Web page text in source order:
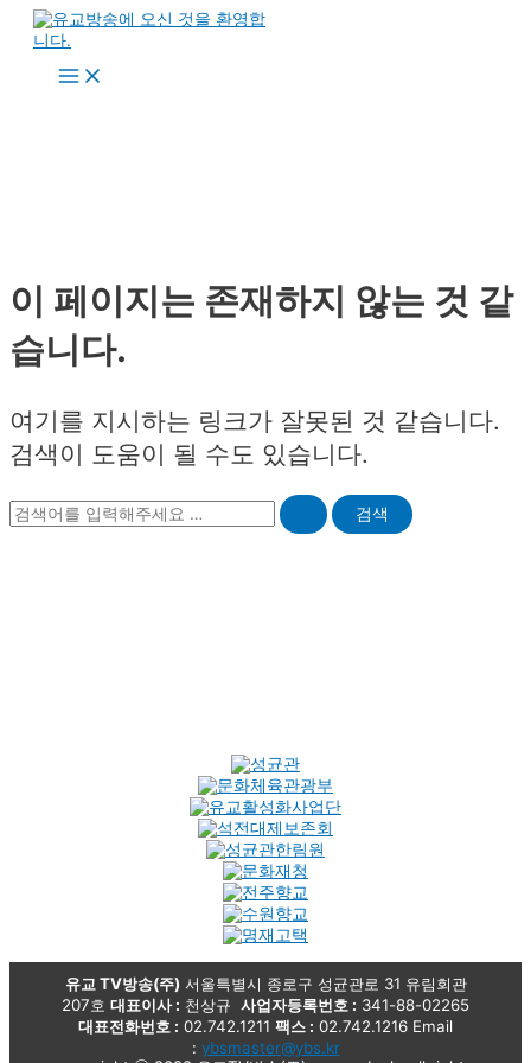
Main
Menu
이 페이지는 존재하지 않는 것 같
습니다.
여기를 지시하는 링크가 잘못된 것 같습니다.
검색이 도움이 될 수도 있습니다.
Search
for:
유교 TV방송(주)서울특별시 종로구 성균관로 31 유림회관
207호 대표이사 : 천상규 사업자등록번호 : 341-88-02265
대표전화번호 : 02.742.1211 팩스 : 02.742.1216 Email
: ybsmaster@ybs.kr